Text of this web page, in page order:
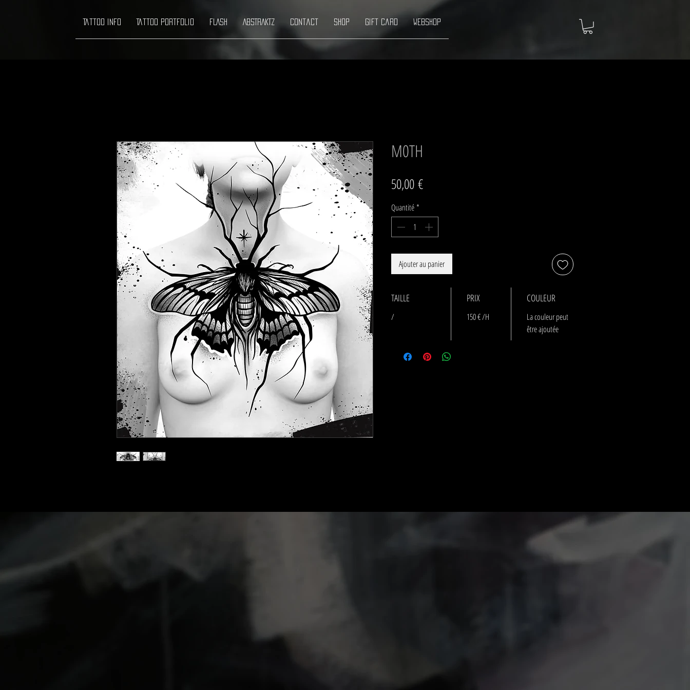
Tattoo info Tattoo Portfolio FLASH ABSTRAKTZ Contact Shop Gift Card Webshop
M0TH
50,00 €Prix
Quantité*
Ajouter au panier
TAILLE
/
PRIX
150 € /H
COULEUR
La couleur peut
être ajoutée